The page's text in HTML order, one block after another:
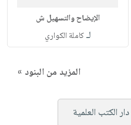
الإيضاح والتسهيل ش
لـكاملة الكواري
المزيد من البنود »
دار الكتب العلمية